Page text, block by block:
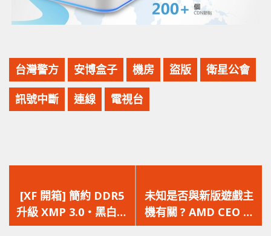
台灣警方 安博盒子 機房 盜版 衛星公會
訊號中斷 連線 電視台
一
篇
文
[XF 開箱] 簡約 DDR5
升級 XMP 3.0‧黑白雙
色‧鋁散熱片 Corsair
一
篇
文
未知是否與新版遊戲主
機有關 ? AMD CEO 蘇
媽表示明年將會是遊戲